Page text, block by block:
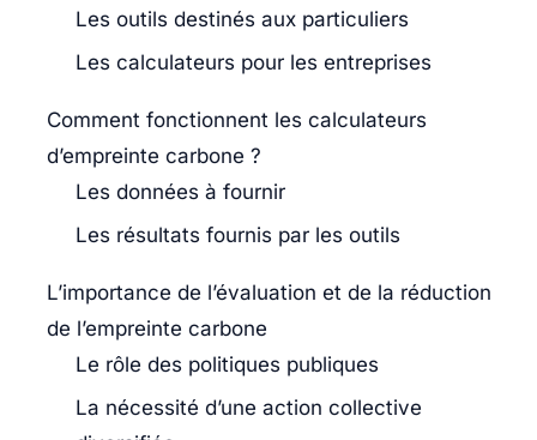
Les outils destinés aux particuliers
Les calculateurs pour les entreprises
Comment fonctionnent les calculateurs
d’empreinte carbone ?
Les données à fournir
Les résultats fournis par les outils
L’importance de l’évaluation et de la réduction
de l’empreinte carbone
Le rôle des politiques publiques
La nécessité d’une action collective